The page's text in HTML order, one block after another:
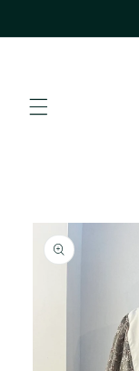
ai contenuti
Passa alle
informazioni
sul prodotto